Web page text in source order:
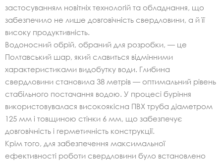
застосуванням новітніх технологій та обладнання, що
забезпечило не лише довговічність свердловини, а й її
високу продуктивність.
Водоносний обрій, обраний для розробки, — це
Полтавський шар, який славиться відмінними
характеристиками видобутку води. Глибина
свердловини становила 38 метрів — оптимальний рівень
стабільного постачання водою. У процесі буріння
використовувалася високоякісна ПВХ труба діаметром
125 мм і товщиною стінки 6 мм, що забезпечує
довговічність і герметичність конструкції.
Крім того, для забезпечення максимальної
ефективності роботи свердловини було встановлено